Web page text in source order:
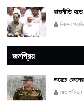
রাজনীতি
নিজস্ব
জনপ্রিয়
ডয়েচে
মোঃ